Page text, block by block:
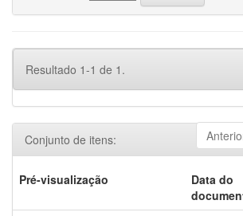
Resultado 1-1 de 1.
Conjunto de itens:
Pré-visualização
Data do